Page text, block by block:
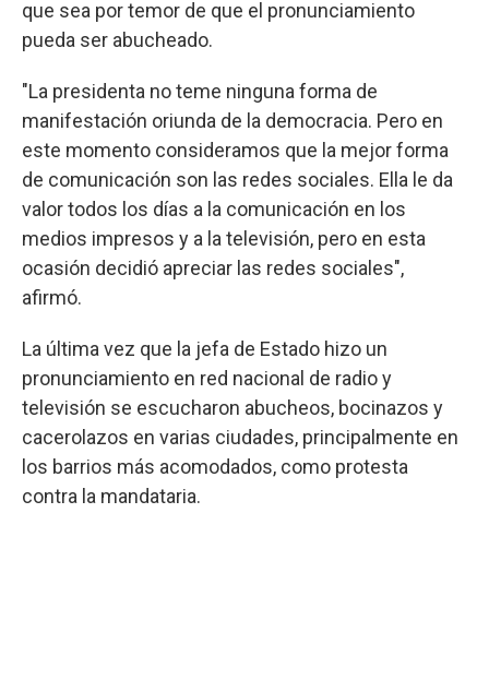
que sea por temor de que el pronunciamiento
pueda ser abucheado.
"La presidenta no teme ninguna forma de
manifestación oriunda de la democracia. Pero en
este momento consideramos que la mejor forma
de comunicación son las redes sociales. Ella le da
valor todos los días a la comunicación en los
medios impresos y a la televisión, pero en esta
ocasión decidió apreciar las redes sociales",
afirmó.
La última vez que la jefa de Estado hizo un
pronunciamiento en red nacional de radio y
televisión se escucharon abucheos, bocinazos y
cacerolazos en varias ciudades, principalmente en
los barrios más acomodados, como protesta
contra la mandataria.